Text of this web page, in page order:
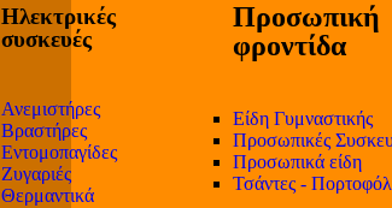
Ηλεκτρικές
συσκευές
Ανεμιστήρες
Βραστήρες
Εντομοπαγίδες
Ζυγαριές
Θερμαντικά
Προσωπική
φροντίδα
Είδη Γυμναστικής
Προσωπικές
Προσωπικά είδη
Τσάντες -